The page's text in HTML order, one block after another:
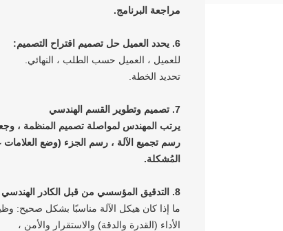
مراجعة البرنامج.
6. يحدد العميل حل تصميم اقتراح التصميم:
للعميل ، العميل حسب الطلب ، النهائي.
تحديد الخطة.
7. تصميم وتطوير القسم الهندسي
يرتب المهندس لمواصلة تصميم المنظمة ،
رسم تجميع الآلة ، رسم الجزء (وضع العلامات
المُشكلة.
8. التدقيق المؤسسي من قبل الكادر الهندسي لتشكيل المراجعة
ما إذا كان هيكل الآلة مناسبًا بشكل صحيح:
الأداء (القدرة والدقة) والاستقرار والأمن ،